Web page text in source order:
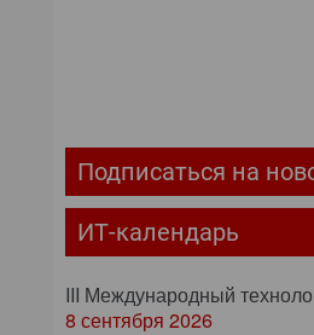
Подписаться на
ИТ-календарь
III Международный
8 сентября 2026